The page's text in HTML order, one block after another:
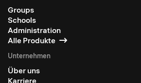
Groups
Schools
Administration
Alle Produkte
Unternehmen
Über uns
Karriere